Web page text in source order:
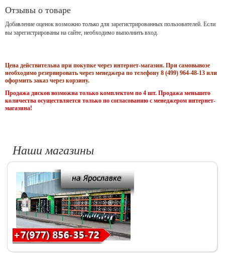
Отзывы о товаре
Добавление оценок возможно только для зарегистрированных пользователей. Если
вы зарегистрированы на сайте, необходимо выполнить вход.
Цена действительна при покупке через интернет-магазин. При самовывозе
необходимо резервировать через менеджера по телефону 8 (499) 964-48-13 или
оформить заказ через корзину.
Продажа дисков возможна только комплектом по 4 шт. Продажа меньшего
количества осуществляется только по согласованию с менеджером интернет-
магазина!
Наши магазины